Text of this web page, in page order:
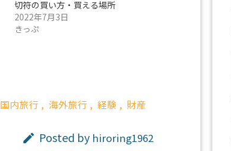
切符の買い方・買える場所
2022年7月3日
きっぷ
国内旅行 , 海外旅行 , 経験 , 財産
 Posted by hiroring1962